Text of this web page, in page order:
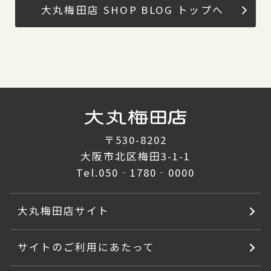
大丸梅田店 SHOP BLOG トップへ
〒530-8202
大阪市北区梅田3-1-1
Tel.050‐1780‐0000
大丸梅田店サイト
サイトのご利用にあたって